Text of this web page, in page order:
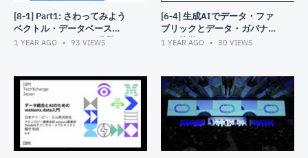
[8-1] Part1: さわってみよう
ベクトル・データベース
watsonx.dataでRAG体験
1 YEAR AGO 93 VIEWS
[6-4] 生成AIでデータ・ファ
ブリックとデータ・ガバナン
スを簡単に
1 YEAR AGO 30 VIEWS